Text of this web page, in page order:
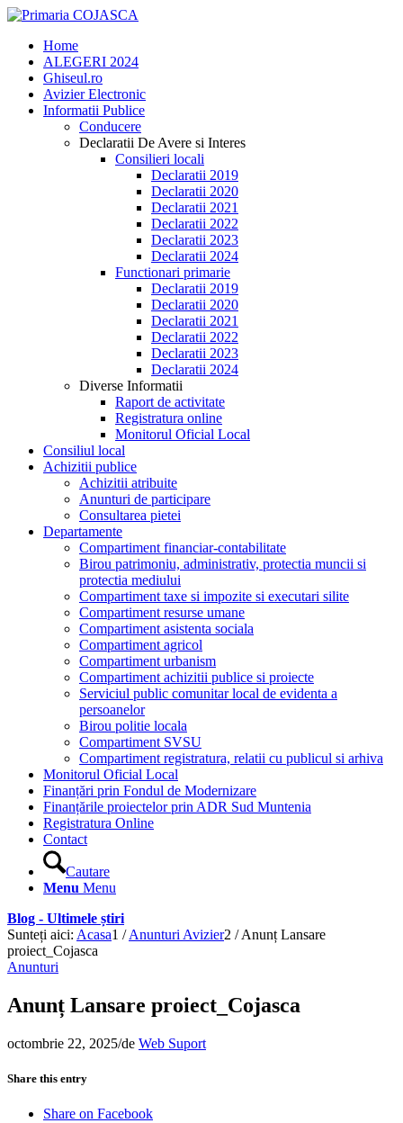
Home
ALEGERI 2024
Ghiseul.ro
Avizier Electronic
Informatii Publice
Conducere
Declaratii De Avere si Interes
Consilieri locali
Declaratii 2019
Declaratii 2020
Declaratii 2021
Declaratii 2022
Declaratii 2023
Declaratii 2024
Functionari primarie
Declaratii 2019
Declaratii 2020
Declaratii 2021
Declaratii 2022
Declaratii 2023
Declaratii 2024
Diverse Informatii
Raport de activitate
Registratura online
Monitorul Oficial Local
Consiliul local
Achizitii publice
Achizitii atribuite
Anunturi de participare
Consultarea pietei
Departamente
Compartiment financiar-contabilitate
Birou patrimoniu, administrativ, protectia muncii si
protectia mediului
Compartiment taxe si impozite si executari silite
Compartiment resurse umane
Compartiment asistenta sociala
Compartiment agricol
Compartiment urbanism
Compartiment achizitii publice si proiecte
Serviciul public comunitar local de evidenta a
persoanelor
Birou politie locala
Compartiment SVSU
Compartiment registratura, relatii cu publicul si arhiva
Monitorul Oficial Local
Finanțări prin Fondul de Modernizare
Finanțările proiectelor prin ADR Sud Muntenia
Registratura Online
Contact
Cautare
Menu Menu
Blog - Ultimele știri
Sunteți aici: Acasa1 / Anunturi Avizier2 / Anunț Lansare
proiect_Cojasca
Anunturi
Anunț Lansare proiect_Cojasca
octombrie 22, 2025/de Web Suport
Share this entry
Share on Facebook